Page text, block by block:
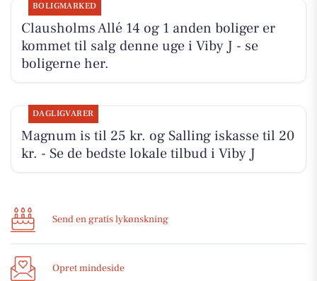
BOLIGMARKED
Clausholms Allé 14 og 1 anden boliger er
kommet til salg denne uge i Viby J - se
boligerne her.
DAGLIGVARER
Magnum is til 25 kr. og Salling iskasse til 20
kr. - Se de bedste lokale tilbud i Viby J
Send en gratis lykønskning
Opret mindeside